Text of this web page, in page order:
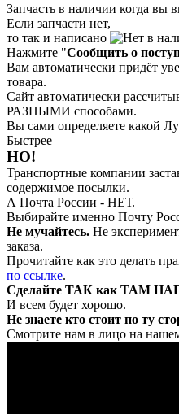
Запчасть в наличии когда вы
Если запчасти нет,
то так и написано
Нажмите "Сообщить о
Вам автоматически придёт
товара.
Сайт автоматически
РАЗНЫМИ способами.
Вы сами определяете какой
Быстрее
НО!
Транспортные компании
содержимое посылки.
А Почта России - НЕТ.
Выбирайте именно Почту
Не мучайтесь. Не
заказа.
Прочитайте как это делать
по ссылке.
Сделайте ТАК как ТАМ
И всем будет хорошо.
Не знаете кто стоит по ту
Смотрите нам в лицо на